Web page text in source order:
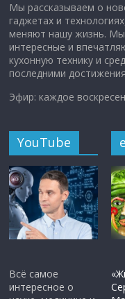
Мы рассказываем о
гаджетах и
меняют нашу жизнь.
интересные и
кухонную технику и
последними
Эфир: каждое
YouTube
Всё самое
интересное о